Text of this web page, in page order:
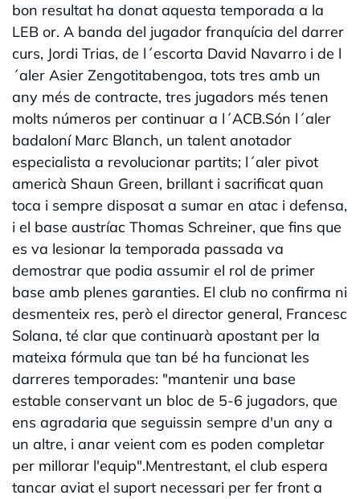
bon resultat ha donat aquesta temporada a la
LEB or. A banda del jugador franquícia del darrer
curs, Jordi Trias, de l´escorta David Navarro i de l
´aler Asier Zengotitabengoa, tots tres amb un
any més de contracte, tres jugadors més tenen
molts números per continuar a l´ACB.Són l´aler
badaloní Marc Blanch, un talent anotador
especialista a revolucionar partits; l´aler pivot
americà Shaun Green, brillant i sacrificat quan
toca i sempre disposat a sumar en atac i defensa,
i el base austríac Thomas Schreiner, que fins que
es va lesionar la temporada passada va
demostrar que podia assumir el rol de primer
base amb plenes garanties. El club no confirma ni
desmenteix res, però el director general, Francesc
Solana, té clar que continuarà apostant per la
mateixa fórmula que tan bé ha funcionat les
darreres temporades: "mantenir una base
estable conservant un bloc de 5-6 jugadors, que
ens agradaria que seguissin sempre d'un any a
un altre, i anar veient com es poden completar
per millorar l'equip".Mentrestant, el club espera
tancar aviat el suport necessari per fer front a